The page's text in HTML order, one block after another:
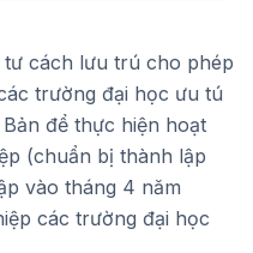
cách lưu trú cho phép
trường đại học ưu tú
để thực hiện hoạt
(chuẩn bị thành lập
vào tháng 4 năm
các trường đại học